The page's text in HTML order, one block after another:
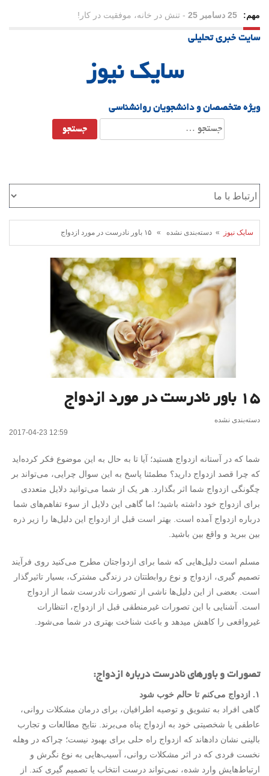
مهم: 23 دسامبر 25 - چرا اراده می‌کنیم ولی شکست می‌خوریم؟
21 دسامبر 25
سایت خبری تحلیلی
سایک نیوز
ویژه متخصصان و دانشجویان روانشناسی
جستجو
برای:
سایک نیوز » دسته‌بندی نشده » ۱۵ باور نادرست در مورد ازدواج
۱۵ باور نادرست در مورد ازدواج
دسته‌بندی نشده
2017-04-23 12:59
شما که در آستانه ازدواج هستید؛ آیا تا به حال به این موضوع فکر کرده‌اید
که چرا قصد ازدواج دارید؟ مطمئنا پاسخ به این سوال چرایی، می‌تواند بر
چگونگی ازدواج شما اثر بگذارد. هر یک از شما می‌توانید دلایل متعددی
برای ازدواج خود داشته باشید؛ اما گاهی این دلایل از سوء تفاهم‌های شما
درباره­ ازدواج آمده است. بهتر است قبل از ازدواج این دلیل‌ها را زیر ذره
بین ببرید و واقع بین باشید.
مسلم است دلیل‌هایی که شما برای ازدواجتان مطرح می‌کنید روی فرآیند
تصمیم گیری، ازدواج و نوع روابطتتان در زندگی مشترک، بسیار تاثیرگذار
است. بعضی از این دلیل‌ها ناشی از تصورات نادرست شما از ازدواج
است. آشنایی با این تصورات غیرمنطقی قبل از ازدواج، انتظارات
غیرواقعی را کاهش می­دهد و باعث شناخت بهتری در شما می‌شود.
تصورات و باورهای نادرست درباره ازدواج:
۱. ازدواج می‌کنم تا حالم خوب شود
گاهی افراد به تشویق و توصیه اطرافیان، برای درمان مشکلات روانی،
عاطفی یا شخصیتی خود به ازدواج پناه می‌برند. نتایج مطالعات و تجارب
بالینی نشان داده­اند که ازدواج راه حلی برای بهبود نیست؛ چراکه در وهله
نخست فردی که در اثر مشکلات روانی، آسیب‌هایی به نوع نگرش و
ارتباط‌هایش وارد شده، نمی‌تواند درست انتخاب یا تصمیم گیری کند. از